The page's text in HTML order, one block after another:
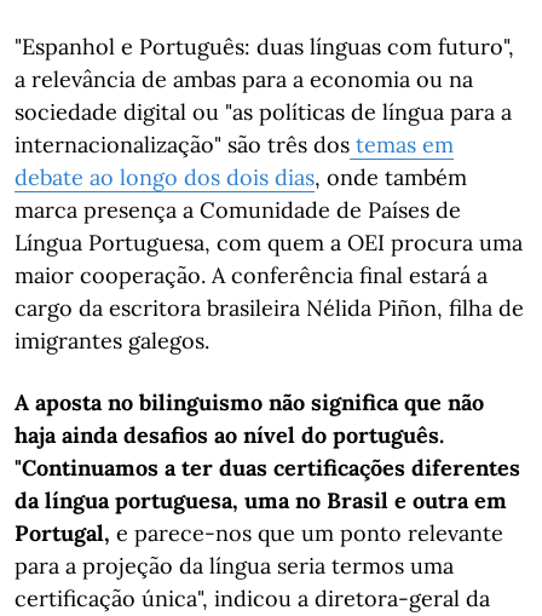
"Espanhol e Português: duas línguas com futuro",
a relevância de ambas para a economia ou na
sociedade digital ou "as políticas de língua para a
internacionalização" são três dos temas em
debate ao longo dos dois dias, onde também
marca presença a Comunidade de Países de
Língua Portuguesa, com quem a OEI procura uma
maior cooperação. A conferência final estará a
cargo da escritora brasileira Nélida Piñon, filha de
imigrantes galegos.
A aposta no bilinguismo não significa que não
haja ainda desafios ao nível do português.
"Continuamos a ter duas certificações diferentes
da língua portuguesa, uma no Brasil e outra em
Portugal, e parece-nos que um ponto relevante
para a projeção da língua seria termos uma
certificação única", indicou a diretora-geral da